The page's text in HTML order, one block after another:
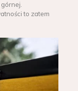
to zatem